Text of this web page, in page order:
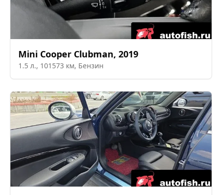
Mini Cooper Clubman, 2019
1.5 л., 101573 км, Бензин